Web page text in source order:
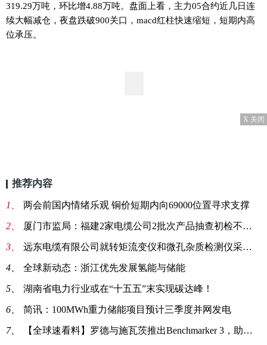
319.29万吨，环比增4.88万吨。盘面上看，主力05合约近几日连
续大幅减仓，夜盘跌破900关口，macd红柱快速缩短，短期内高
位承压。
X 关闭
推荐内容
1、 两会前国内情绪乐观 铜价短期内向69000位置寻求支撑
2、 厦门市监局：福建2家电缆公司2批次产品抽查初检不合格-环球报资讯
3、 远东电缆有限公司就转矩流变仪和微孔杂质检测仪采购项目招标公告 时讯
4、 全球新动态：浙江优先发展氢能与储能
5、 湖南省电力行业或在“十五五”末实现碳达峰！
6、 简讯：100MWh重力储能项目预计三季度并网发电
7、 【全球速看料】罗德与施瓦茨推出Benchmarker 3，助力网络基准测试的发展